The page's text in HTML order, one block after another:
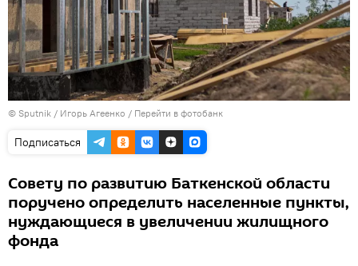
© Sputnik / Игорь Агеенко / Перейти в фотобанк
Подписаться
Совету по развитию Баткенской области
поручено определить населенные пункты,
нуждающиеся в увеличении жилищного
фонда